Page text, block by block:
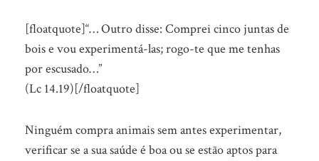
[floatquote]“… Outro disse: Comprei cinco juntas de
bois e vou experimentá-las; rogo-te que me tenhas
por escusado…”
(Lc 14.19)[/floatquote]
Ninguém compra animais sem antes experimentar,
verificar se a sua saúde é boa ou se estão aptos para